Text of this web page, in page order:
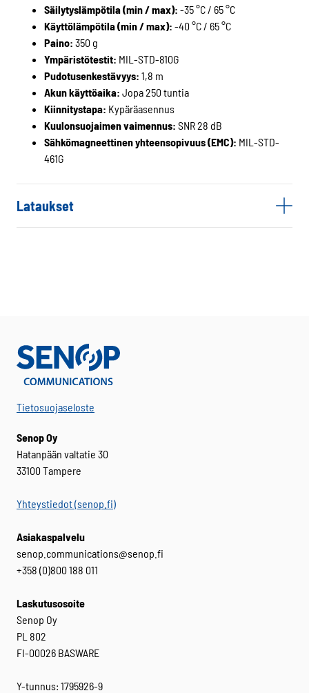
Säilytyslämpötila (min / max): -35 °C / 65 °C
Käyttölämpötila (min / max): -40 °C / 65 °C
Paino: 350 g
Ympäristötestit: MIL-STD-810G
Pudotusenkestävyys: 1,8 m
Akun käyttöaika: Jopa 250 tuntia
Kiinnitystapa: Kypäräasennus
Kuulonsuojaimen vaimennus: SNR 28 dB
Sähkömagneettinen yhteensopivuus (EMC): MIL-STD-
461G
Lataukset
Tietosuojaseloste
Senop Oy
Hatanpään valtatie 30
33100 Tampere
Yhteystiedot (senop.fi)
Asiakaspalvelu
senop.communications@senop.fi
+358 (0)800 188 011
Laskutusosoite
Senop Oy
PL 802
FI-00026 BASWARE
Y-tunnus: 1795926-9